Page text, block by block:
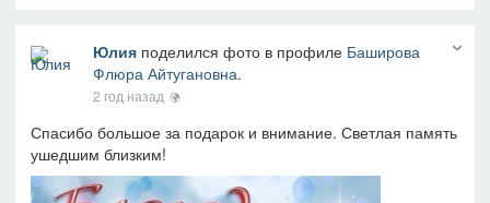
Юлияподелился фото в профиле Баширова
Флюра Айтугановна.
2 год назад
Спасибо большое за подарок и внимание. Светлая память
ушедшим близким!